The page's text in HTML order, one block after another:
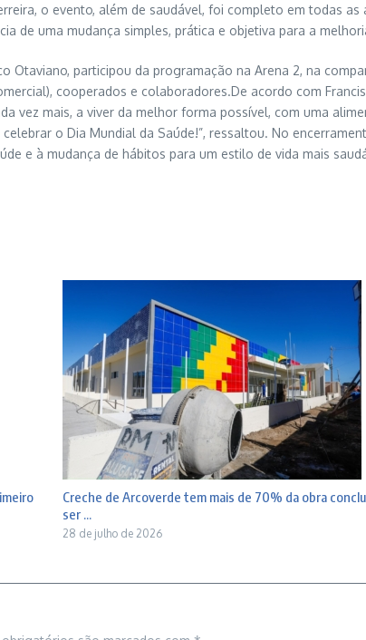
o evento, além de saudável, foi completo em todas
de uma mudança simples, prática e objetiva para a
Otaviano, participou da programação na Arena 2, na
cooperados e colaboradores.De acordo com
vez mais, a viver da melhor forma possível, com uma
o Dia Mundial da Saúde!”, ressaltou. No
e à mudança de hábitos para um estilo de vida mais
Creche de Arcoverde tem mais de 70% da obra
ser ...
28 de julho de 2026